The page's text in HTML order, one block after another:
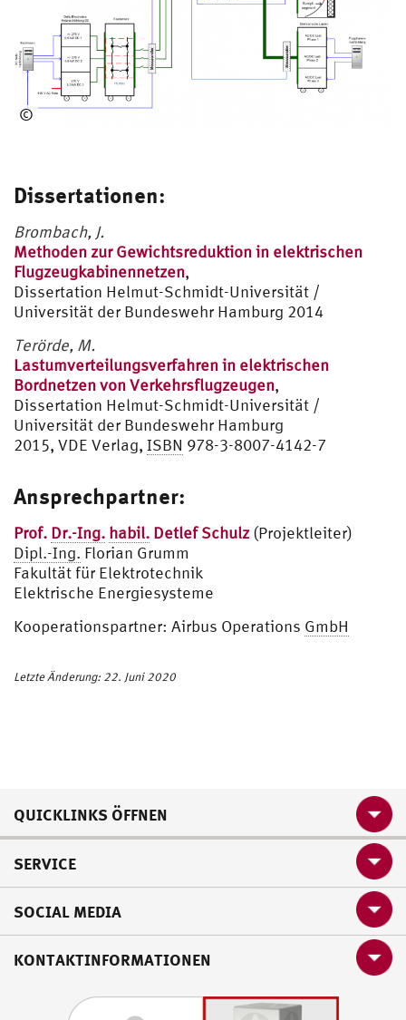
©
Dissertationen:
Brombach, J.
Methoden zur Gewichtsreduktion in elektrischen
Flugzeugkabinennetzen,
Dissertation Helmut-Schmidt-Universität /
Universität der Bundeswehr Hamburg 2014
Terörde, M.
Lastumverteilungsverfahren in elektrischen
Bordnetzen von Verkehrsflugzeugen,
Dissertation Helmut-Schmidt-Universität /
Universität der Bundeswehr Hamburg
2015, VDE Verlag, ISBN 978-3-8007-4142-7
Ansprechpartner:
Prof. Dr.-Ing. habil. Detlef Schulz (Projektleiter)
Dipl.-Ing. Florian Grumm
Fakultät für Elektrotechnik
Elektrische Energiesysteme
Kooperationspartner: Airbus Operations GmbH
Letzte Änderung: 22. Juni 2020
QUICKLINKS ÖFFNEN
SERVICE
SOCIAL MEDIA
KONTAKTINFORMATIONEN